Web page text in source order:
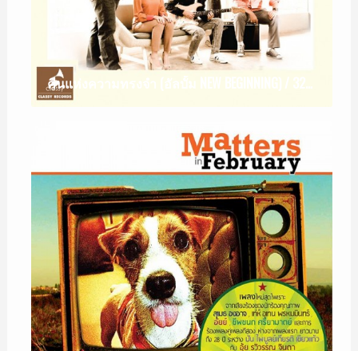
คืนแห่งความทรงจำ (อัลบั้ม NEW BEGINNING) / 32 OCTOBER BAND